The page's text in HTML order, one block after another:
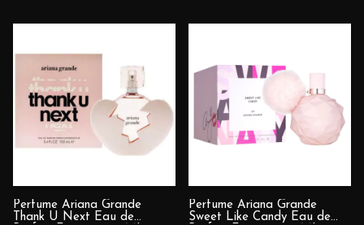
Perfume Ariana Grande
Thank U Next Eau de
Perfume Ariana Grande
Sweet Like Candy Eau de